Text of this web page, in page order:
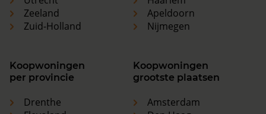
Zeeland
Zuid-Holland
Apeldoorn
Nijmegen
Koopwoningen
per provincie
Drenthe
Koopwoningen
grootste plaatsen
Amsterdam